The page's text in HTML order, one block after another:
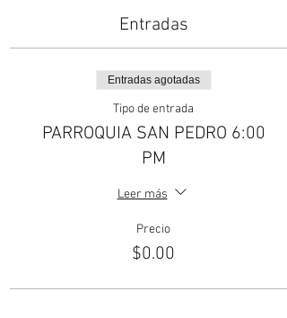
Entradas
Entradas agotadas
Tipo de entrada
PARROQUIA SAN PEDRO 6:00
PM
Leer más
Precio
$0.00